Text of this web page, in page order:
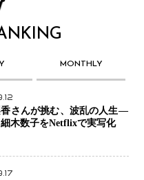
MONTHLY
香さんが挑む、波乱の人生―
木数子をNetflixで実写化